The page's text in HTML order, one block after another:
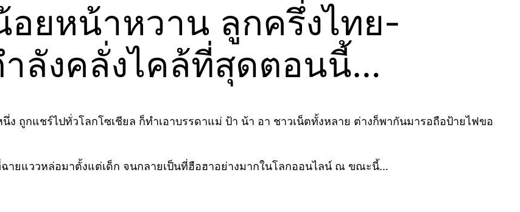
อยหน้าหวาน ลูกครึ่งไทย-
ลังคลั่งไคล้ที่สุดตอนนี้…
ถูกแชร์ไปทั่วโลกโซเชียล ก็ทำเอาบรรดาแม่ ป้า น้า อา ชาวเน็ตทั้งหลาย ต่างก็พากันมารอถือป้ายไฟขอ
ายแววหล่อมาตั้งแต่เด็ก จนกลายเป็นที่ฮือฮาอย่างมากในโลกออนไลน์ ณ ขณะนี้…